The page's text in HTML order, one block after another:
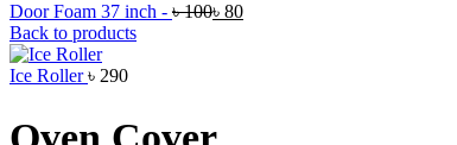
Door Foam 37 inch - ৳
৳
Back to products
Ice Roller